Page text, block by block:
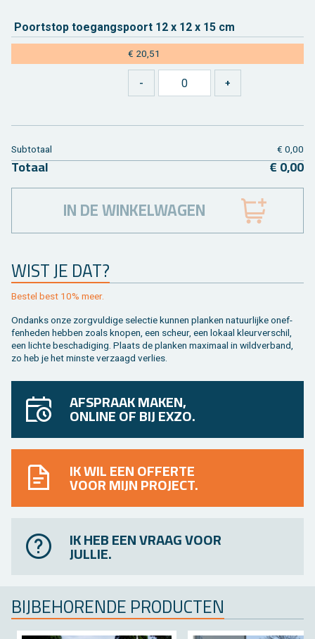
Poort­stop toe­gangs­poort 12 x 12 x 15 cm
€ 20,51
WIST JE DAT?
Be­stel best 10% meer.
On­danks onze zorg­vul­di­ge se­lec­tie kun­nen plan­ken na­tuur­lij­ke on­ef­
fen­he­den heb­ben zoals kno­pen, een scheur, een lo­kaal kleur­ver­schil,
een lich­te be­scha­di­ging. Plaats de plan­ken maxi­maal in wild­ver­band,
zo heb je het min­ste ver­zaagd ver­lies.
Sub­to­taal € 0,00
To­taal € 0,00
IN DE WINKELWAGEN
AFSPRAAK MAKEN,
ONLINE OF BIJ EXZO.
IK WIL EEN OFFERTE
VOOR MIJN PROJECT.
IK HEB EEN VRAAG VOOR
JULLIE.
BIJ­BE­HO­REN­DE PRO­DUC­TEN